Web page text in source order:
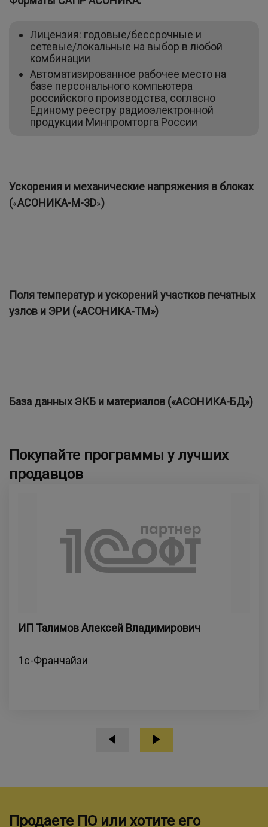
Лицензия: годовые/бессрочные и
сетевые/локальные на выбор в любой
комбинации
Автоматизированное рабочее место на
базе персонального компьютера
российского производства, согласно
Единому реестру радиоэлектронной
продукции Минпромторга России
Ускорения и механические напряжения в блоках
(«АСОНИКА-М-3D»)
Поля температур и ускорений участков печатных
узлов и ЭРИ («АСОНИКА-ТМ»)
База данных ЭКБ и материалов («АСОНИКА-БД»)
Покупайте программы у лучших
продавцов
ИП Талимов Алексей Владимирович
1с-Франчайзи
Продаете ПО или хотите его